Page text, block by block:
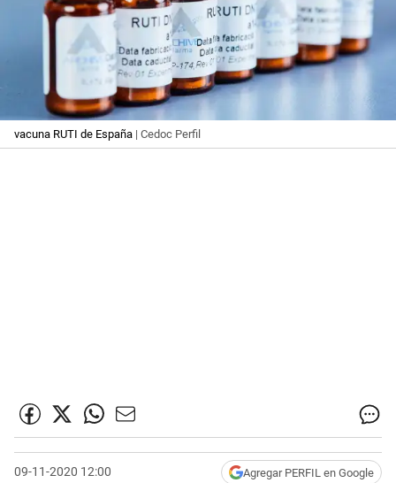
vacuna RUTI de España | Cedoc Perfil
09-11-2020 12:00 Agregar PERFIL en Google